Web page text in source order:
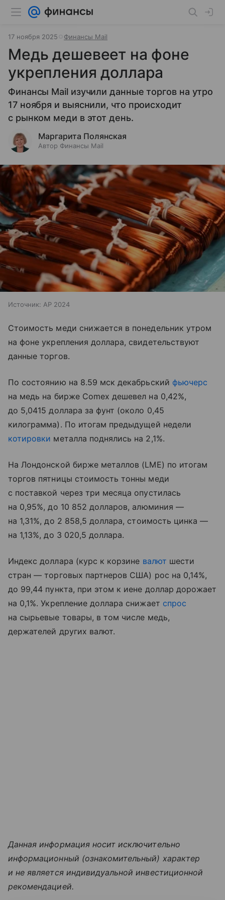
17 ноября 2025 Финансы Mail
Медь дешевеет на фоне
укрепления доллара
Финансы Mail изучили данные торгов на утро
17 ноября и выяснили, что происходит
с рынком меди в этот день.
Маргарита Полянская
Автор Финансы Mail
Источник: AP 2024
Стоимость меди снижается в понедельник утром
на фоне укрепления доллара, свидетельствуют
данные торгов.
По состоянию на 8.59 мск декабрьский фьючерс
на медь на бирже Comex дешевел на 0,42%,
до 5,0415 доллара за фунт (около 0,45
килограмма). По итогам предыдущей недели
котировки металла поднялись на 2,1%.
На Лондонской бирже металлов (LME) по итогам
торгов пятницы стоимость тонны меди
с поставкой через три месяца опустилась
на 0,95%, до 10 852 долларов, алюминия —
на 1,31%, до 2 858,5 доллара, стоимость цинка —
на 1,13%, до 3 020,5 доллара.
Индекс доллара (курс к корзине валют шести
стран — торговых партнеров США) рос на 0,14%,
до 99,44 пункта, при этом к иене доллар дорожает
на 0,1%. Укрепление доллара снижает спрос
на сырьевые товары, в том числе медь,
держателей других валют.
Данная информация носит исключительно
информационный (ознакомительный) характер
и не является индивидуальной инвестиционной
рекомендацией.